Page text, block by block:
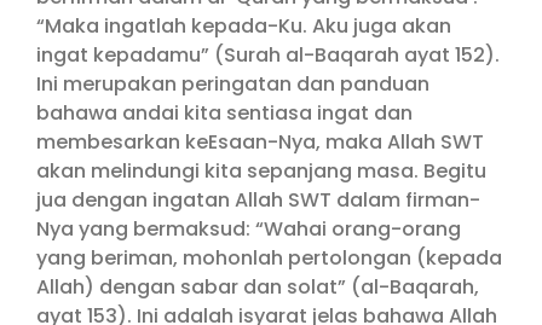
“Maka ingatlah kepada-Ku. Aku juga akan
ingat kepadamu” (Surah al-Baqarah ayat 152).
Ini merupakan peringatan dan panduan
bahawa andai kita sentiasa ingat dan
membesarkan keEsaan-Nya, maka Allah SWT
akan melindungi kita sepanjang masa. Begitu
jua dengan ingatan Allah SWT dalam firman-
Nya yang bermaksud: “Wahai orang-orang
yang beriman, mohonlah pertolongan (kepada
Allah) dengan sabar dan solat” (al-Baqarah,
ayat 153). Ini adalah isyarat jelas bahawa Allah